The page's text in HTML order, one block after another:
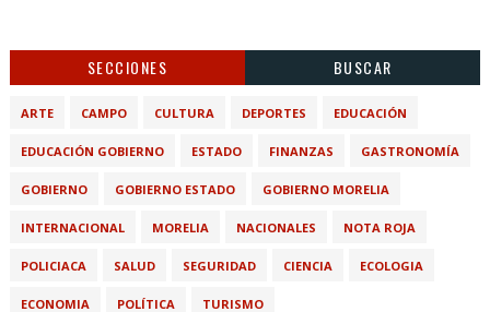
SECCIONES BUSCAR
ARTE CAMPO CULTURA DEPORTES EDUCACIÓN
EDUCACIÓN GOBIERNO ESTADO FINANZAS GASTRONOMÍA
GOBIERNO GOBIERNO ESTADO GOBIERNO MORELIA
INTERNACIONAL MORELIA NACIONALES NOTA ROJA
POLICIACA SALUD SEGURIDAD CIENCIA ECOLOGIA
ECONOMIA POLÍTICA TURISMO